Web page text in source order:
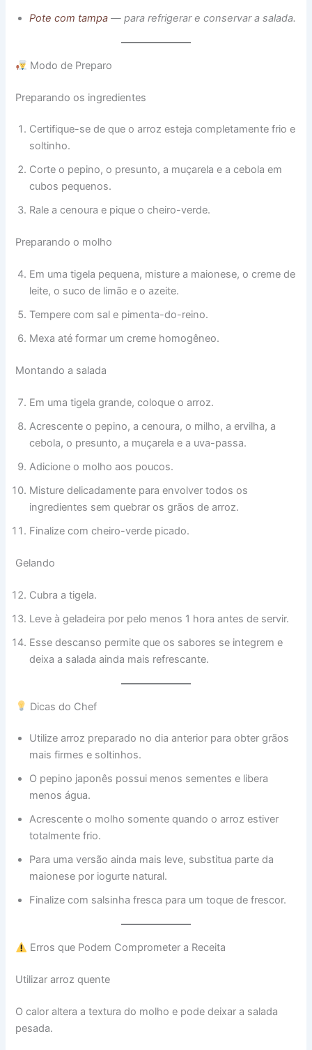
Pote com tampa— para refrigerar e conservar a salada.
Modo de Preparo
Preparando os ingredientes
Certifique-se de que o arroz esteja completamente frio e
soltinho.
Corte o pepino, o presunto, a muçarela e a cebola em
cubos pequenos.
Rale a cenoura e pique o cheiro-verde.
Preparando o molho
Em uma tigela pequena, misture a maionese, o creme de
leite, o suco de limão e o azeite.
Tempere com sal e pimenta-do-reino.
Mexa até formar um creme homogêneo.
Montando a salada
Em uma tigela grande, coloque o arroz.
Acrescente o pepino, a cenoura, o milho, a ervilha, a
cebola, o presunto, a muçarela e a uva-passa.
Adicione o molho aos poucos.
Misture delicadamente para envolver todos os
ingredientes sem quebrar os grãos de arroz.
Finalize com cheiro-verde picado.
Gelando
Cubra a tigela.
Leve à geladeira por pelo menos 1 hora antes de servir.
Esse descanso permite que os sabores se integrem e
deixa a salada ainda mais refrescante.
Dicas do Chef
Utilize arroz preparado no dia anterior para obter grãos
mais firmes e soltinhos.
O pepino japonês possui menos sementes e libera
menos água.
Acrescente o molho somente quando o arroz estiver
totalmente frio.
Para uma versão ainda mais leve, substitua parte da
maionese por iogurte natural.
Finalize com salsinha fresca para um toque de frescor.
Erros que Podem Comprometer a Receita
Utilizar arroz quente
O calor altera a textura do molho e pode deixar a salada
pesada.